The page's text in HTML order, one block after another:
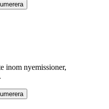
inom nyemissioner,